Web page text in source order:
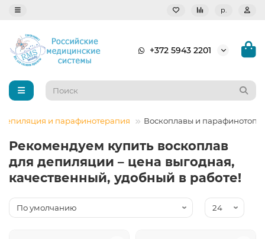
р.
+372 5943 2201
и парафинотерапия Воскоплавы и
Рекомендуем купить воскоплав
для депиляции – цена выгодная,
качественный, удобный в работе!